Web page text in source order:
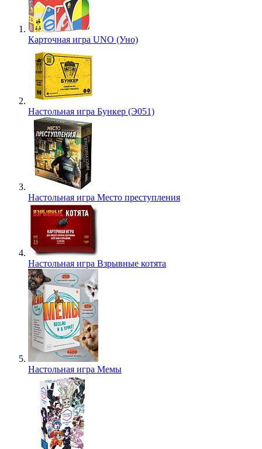
Карточная игра UNO (Уно)
Настольная игра Бункер (Э051)
Настольная игра Место преступления
Настольная игра Взрывные котята
Настольная игра Мемы